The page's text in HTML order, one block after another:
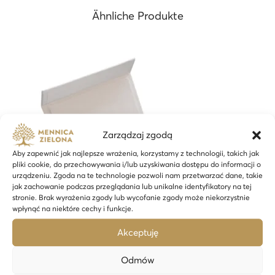
Zarządzaj zgodą
Aby zapewnić jak najlepsze wrażenia, korzystamy z technologii, takich jak
pliki cookie, do przechowywania i/lub uzyskiwania dostępu do informacji o
urządzeniu. Zgoda na te technologie pozwoli nam przetwarzać dane, takie
jak zachowanie podczas przeglądania lub unikalne identyfikatory na tej
stronie. Brak wyrażenia zgody lub wycofanie zgody może niekorzystnie
wpłynąć na niektóre cechy i funkcje.
Akceptuję
Odmów
L
)
-
2
4
h
Ähnliche Produkte